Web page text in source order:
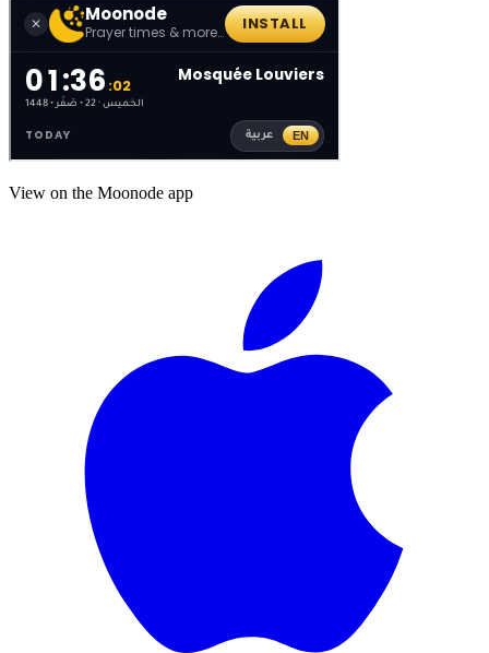
View on the Moonode app